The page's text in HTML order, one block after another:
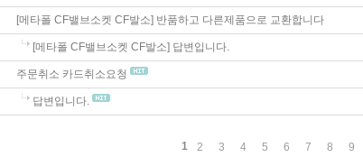
[메타폴 CF밸브소켓 CF발소] 반품하고 다른제품으로 교환합니다
[메타폴 CF밸브소켓 CF발소] 답변입니다.
주문취소 카드취소요청
답변입니다.
1 2 3 4 5 6 7 8 9